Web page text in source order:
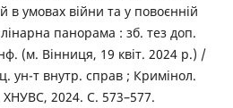
в умовах війни та у повоєнній
панорама : зб. тез доп.
(м. Вінниця, 19 квіт. 2024 р.) /
ун-т внутр. справ ; Кримінол.
2024. С. 573–577.